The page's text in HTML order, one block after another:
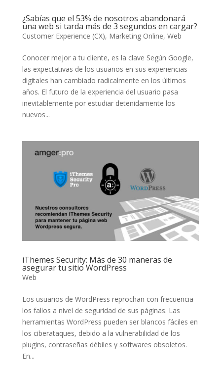
¿Sabías que el 53% de nosotros abandonará
una web si tarda más de 3 segundos en cargar?
Customer Experience (CX), Marketing Online, Web
Conocer mejor a tu cliente, es la clave Según Google,
las expectativas de los usuarios en sus experiencias
digitales han cambiado radicalmente en los últimos
años. El futuro de la experiencia del usuario pasa
inevitablemente por estudiar detenidamente los
nuevos...
iThemes Security: Más de 30 maneras de
asegurar tu sitio WordPress
Web
Los usuarios de WordPress reprochan con frecuencia
los fallos a nivel de seguridad de sus páginas. Las
herramientas WordPress pueden ser blancos fáciles en
los ciberataques, debido a la vulnerabilidad de los
plugins, contraseñas débiles y softwares obsoletos.
En...